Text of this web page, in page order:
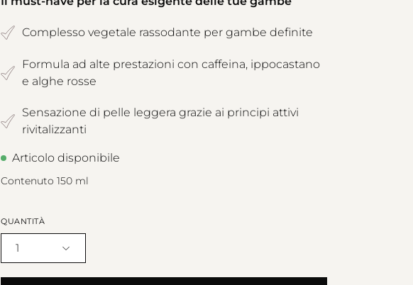
Complesso vegetale rassodante per gambe definite
Formula ad alte prestazioni con caffeina, ippocastano
e alghe rosse
Sensazione di pelle leggera grazie ai principi attivi
rivitalizzanti
Articolo disponibile
Contenuto 150 ml
QUANTITÀ
1